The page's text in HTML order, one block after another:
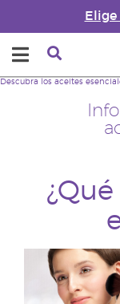
Descubra los aceites